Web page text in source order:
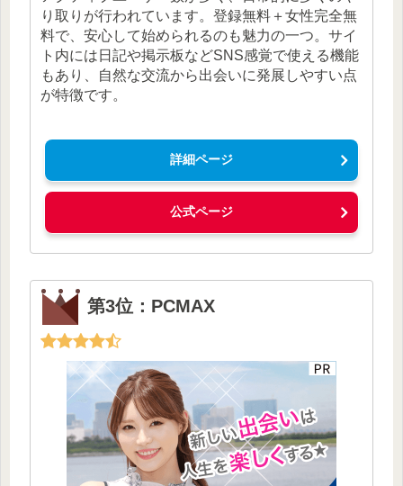
り取りが行われています。登録無料＋女性完全無
料で、安心して始められるのも魅力の一つ。サイ
ト内には日記や掲示板などSNS感覚で使える機能
もあり、自然な交流から出会いに発展しやすい点
が特徴です。
詳細ページ
公式ページ
第3位：PCMAX